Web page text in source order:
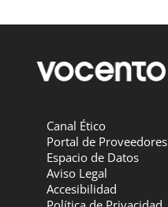
Canal Ético
Portal de Proveedores
Espacio de Datos
Aviso Legal
Accesibilidad